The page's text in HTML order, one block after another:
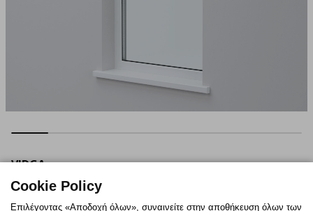
VIDGA
σετ 2 ράγες κουρτίνας για τοίχο, 140 cm
€49,95
Τρέχουσα τιμή€ 49,95
Cookie Policy
Επιλέγοντας «Αποδοχή όλων», συναινείτε στην αποθήκευση όλων των